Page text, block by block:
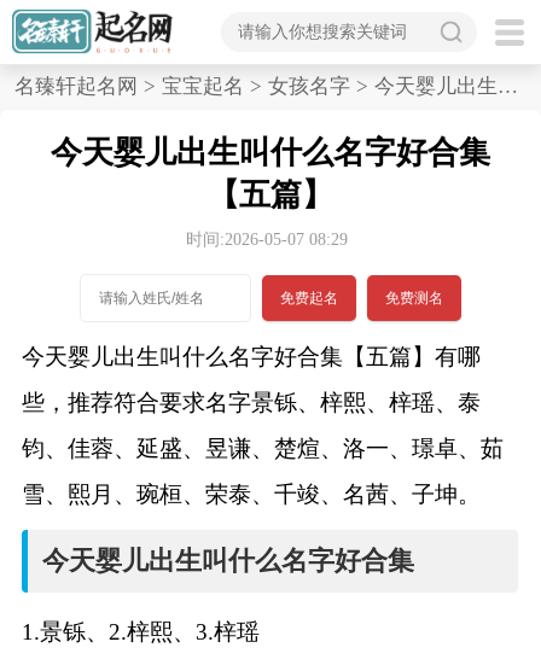
首
名
女孩名字
名臻轩起名网 > 宝宝起名 > 女孩名字 > 今天婴儿出生叫什么名字好合集,五篇
今天婴儿出生叫什么名字好合集
【五篇】
时间:2026-05-07 08:29
免费起名 免费测名
今天婴儿出生叫什么名字好合集【五篇】有哪
些，推荐符合要求名字景铄、梓熙、梓瑶、泰
钧、佳蓉、延盛、昱谦、楚煊、洛一、璟卓、茹
雪、熙月、琬桓、荣泰、千竣、名茜、子坤。
今天婴儿出生叫什么名字好合集
1.景铄、2.梓熙、3.梓瑶